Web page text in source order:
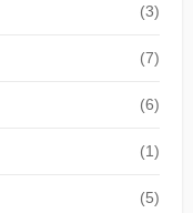
(3)
(7)
(6)
(1)
(5)